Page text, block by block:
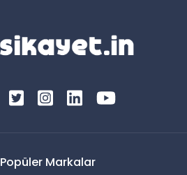
Popüler Markalar